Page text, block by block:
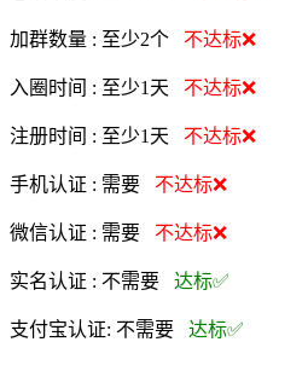
加群数量 : 至少2个 不达标❌
入圈时间 : 至少1天 不达标❌
注册时间 : 至少1天 不达标❌
手机认证 : 需要 不达标❌
微信认证 : 需要 不达标❌
实名认证 : 不需要 达标✅
支付宝认证: 不需要 达标✅